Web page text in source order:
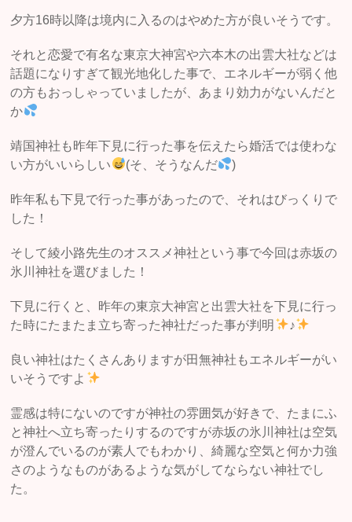
夕方16時以降は境内に入るのはやめた方が良いそうです。
それと恋愛で有名な東京大神宮や六本木の出雲大社などは
話題になりすぎて観光地化した事で、エネルギーが弱く他
の方もおっしゃっていましたが、あまり効力がないんだと
か
靖国神社も昨年下見に行った事を伝えたら婚活では使わな
い方がいいらしい
(そ、そうなんだ )
昨年私も下見で行った事があったので、それはびっくりで
した！
そして綾小路先生のオススメ神社という事で今回は赤坂の
氷川神社を選びました！
下見に行くと、昨年の東京大神宮と出雲大社を下見に行っ
た時にたまたま立ち寄った神社だった事が判明
♪
良い神社はたくさんありますが田無神社もエネルギーがい
いそうですよ
霊感は特にないのですが神社の雰囲気が好きで、たまにふ
と神社へ立ち寄ったりするのですが赤坂の氷川神社は空気
が澄んでいるのが素人でもわかり、綺麗な空気と何か力強
さのようなものがあるような気がしてならない神社でし
た。